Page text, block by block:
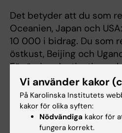
Det betyder att du som
Oceanien, Japan och
10 000 i bidrag. Du som
östkust, Beijing och
För övriga destinationer,
på Erasmus+ hemsida.
beräkningen är
studenter som reser
Erasmusprogrammet.
Vi använder kakor
På Karolinska Institutets
kakor för olika syften:
Nödvändiga kakor för
fungera korrekt.